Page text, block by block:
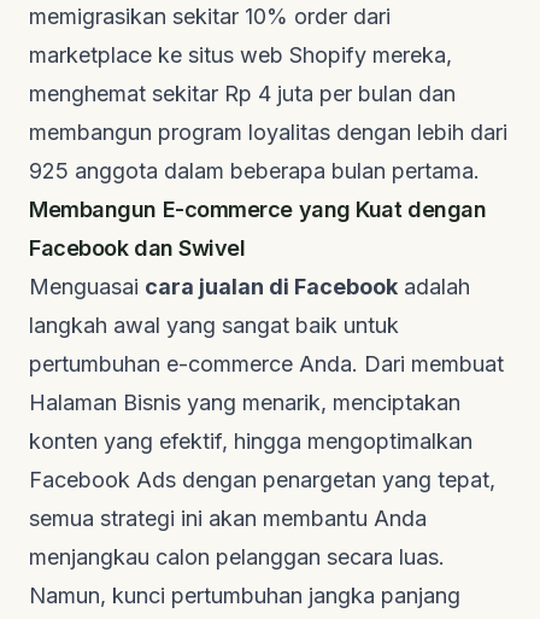
memigrasikan sekitar 10% order dari
marketplace ke situs web Shopify mereka,
menghemat sekitar Rp 4 juta per bulan dan
membangun program loyalitas dengan lebih dari
925 anggota dalam beberapa bulan pertama.
Membangun E-commerce yang Kuat dengan
Facebook dan Swivel
Menguasai cara jualan di Facebook adalah
langkah awal yang sangat baik untuk
pertumbuhan e-commerce Anda. Dari membuat
Halaman Bisnis yang menarik, menciptakan
konten yang efektif, hingga mengoptimalkan
Facebook Ads dengan penargetan yang tepat,
semua strategi ini akan membantu Anda
menjangkau calon pelanggan secara luas.
Namun, kunci pertumbuhan jangka panjang